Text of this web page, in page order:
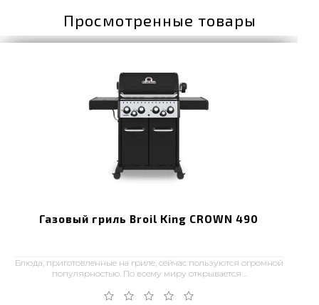
Просмотренные товары
Газовый гриль Broil King CROWN 490
Блюда, приготовленные на гриле, сейчас пользуются огромной
популярностью. По всему миру открывается ..